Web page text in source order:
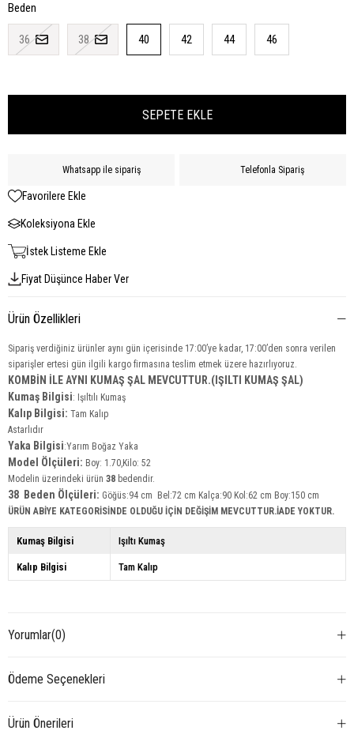
Beden
36 38 40 42 44 46
Whatsapp ile sipariş Telefonla Sipariş
Favorilere Ekle
Koleksiyona Ekle
İstek Listeme Ekle
Fiyat Düşünce Haber Ver
Ürün Özellikleri
Sipariş verdiğiniz ürünler aynı gün içerisinde 17:00’ye kadar, 17:00’den sonra verilen
siparişler ertesi gün ilgili kargo firmasına teslim etmek üzere hazırlıyoruz.
KOMBİN İLE AYNI KUMAŞ ŞAL MEVCUTTUR.(IŞILTI KUMAŞ ŞAL)
Kumaş Bilgisi: Işıltılı Kumaş
Kalıp Bilgisi: Tam Kalıp
Astarlıdır
Yaka Bilgisi:Yarım Boğaz Yaka
Model Ölçüleri: Boy: 1.70,Kilo: 52
Modelin üzerindeki ürün 38 bedendir.
38 Beden Ölçüleri: Göğüs:94 cm Bel:72 cm Kalça:90 Kol:62 cm Boy:150 cm
ÜRÜN ABİYE KATEGORİSİNDE OLDUĞU İÇİN DEĞİŞİM MEVCUTTUR.İADE YOKTUR.
Kumaş Bilgisi Işıltı Kumaş
Kalıp Bilgisi Tam Kalıp
Yorumlar(0)
Ödeme Seçenekleri
Ürün Önerileri